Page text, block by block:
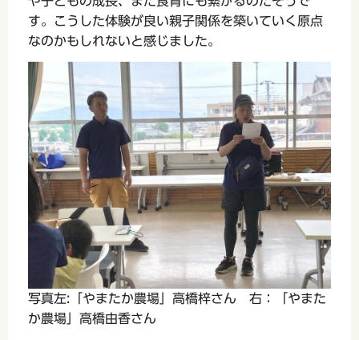
す。こうした体験が良い親子関係を築いていく原点
なのかもしれないと感じました。
写真左:「やまたか農場」高橋梓さん 右：「やまた
か農場」高橋由香さん